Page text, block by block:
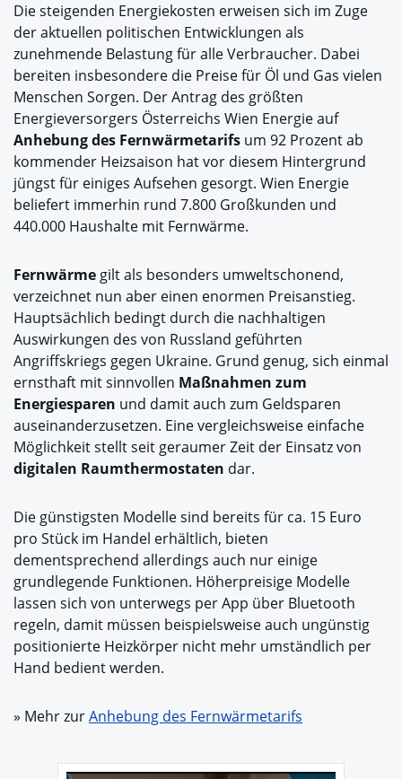
Die steigenden Energiekosten erweisen sich im Zuge
der aktuellen politischen Entwicklungen als
zunehmende Belastung für alle Verbraucher. Dabei
bereiten insbesondere die Preise für Öl und Gas vielen
Menschen Sorgen. Der Antrag des größten
Energieversorgers Österreichs Wien Energie auf
Anhebung des Fernwärmetarifs um 92 Prozent ab
kommender Heizsaison hat vor diesem Hintergrund
jüngst für einiges Aufsehen gesorgt. Wien Energie
beliefert immerhin rund 7.800 Großkunden und
440.000 Haushalte mit Fernwärme.
Fernwärme gilt als besonders umweltschonend,
verzeichnet nun aber einen enormen Preisanstieg.
Hauptsächlich bedingt durch die nachhaltigen
Auswirkungen des von Russland geführten
Angriffskriegs gegen Ukraine. Grund genug, sich einmal
ernsthaft mit sinnvollen Maßnahmen zum
Energiesparen und damit auch zum Geldsparen
auseinanderzusetzen. Eine vergleichsweise einfache
Möglichkeit stellt seit geraumer Zeit der Einsatz von
digitalen Raumthermostaten dar.
Die günstigsten Modelle sind bereits für ca. 15 Euro
pro Stück im Handel erhältlich, bieten
dementsprechend allerdings auch nur einige
grundlegende Funktionen. Höherpreisige Modelle
lassen sich von unterwegs per App über Bluetooth
regeln, damit müssen beispielsweise auch ungünstig
positionierte Heizkörper nicht mehr umständlich per
Hand bedient werden.
» Mehr zurAnhebung des Fernwärmetarifs